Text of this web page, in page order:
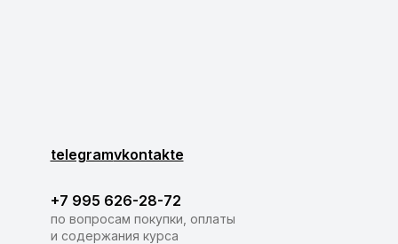
telegramvkontakte
+7 995 626-28-72
по вопросам покупки, оплаты
и содержания курса